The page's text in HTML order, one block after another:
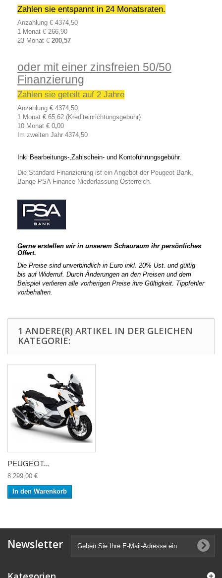
Zahlen sie entspannt in 24 Monatsraten.
Anzahlung € 4374,50
1 Monat € 266,90
23 Monat € 200,57
oder mit einer zinsfreien 50/50
Finanzierung
Zahlen sie geteilt auf 2 Jahre
Anzahlung € 4374,50
1 Monat € 65,62 (Krediteinrichtungsgebühr)
10 Monat € 0,00
Im zweiten Jahr 4374,50
Inkl Bearbeitungs-,Zahlschein- und Kontoführungsgebühr.
Die Standard Finanzierung ist ein Angebot der Peugeot Bank,
Banqe PSA Finance Niederlassung Österreich.
Gerne erstellen wir in unserem Schauraum ihr persönliches
Offert.
Die Preise sind unverbindlich in Euro inkl. 20% Ust. und gültig
bis auf Widerruf. Durch Änderungen an den Preisen und dem
Beispiel verlieren alle vorherigen Preise ihre Gültigkeit. Tippfehler
vorbehalten.
1 ANDERE(R) ARTIKEL IN DER GLEICHEN
KATEGORIE:
PEUGEOT...
8 299,00 €
In den Warenkorb
Newsletter